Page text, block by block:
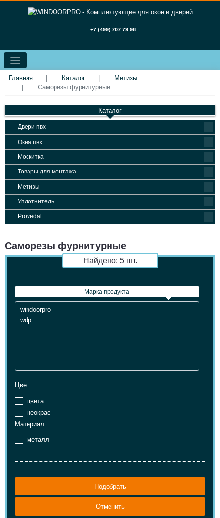
+7 (499) 707 79 98
Главная Каталог
Метизы
Cаморезы фурнитурные
Каталог
Двери пвх
Окна пвх
Москитка
Товары для монтажа
Метизы
Уплотнитель
Provedal
Cаморезы фурнитурные
Найдено: 5шт.
Марка продукта
Марка продукта
Цвет
цвета
неокрас
Материал
металл
Подобрать
Отменить